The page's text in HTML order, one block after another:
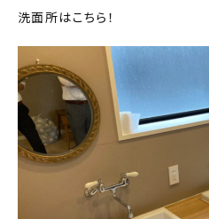
洗面所はこちら！